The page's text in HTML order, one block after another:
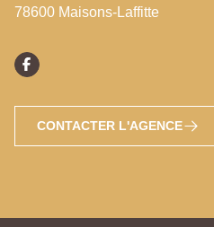
78600 Maisons-Laffitte
CONTACTER L'AGENCE